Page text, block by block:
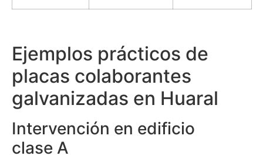
Ejemplos prácticos de
placas colaborantes
galvanizadas en Huaral
Intervención en edificio
clase A